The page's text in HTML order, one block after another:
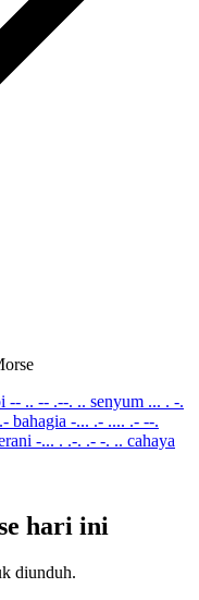
-- .. -- .--. .. senyum ... . -.
bahagia -... .- .... .- --.
-... . .-. .- -. .. cahaya
hari ini
diunduh.